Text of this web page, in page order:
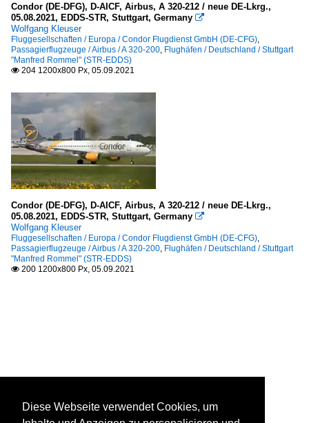
Condor (DE-DFG), D-AICF, Airbus, A 320-212 / neue DE-Lkrg.,
05.08.2021, EDDS-STR, Stuttgart, Germany 
Wolfgang Kleuser
Fluggesellschaften / Europa / Condor Flugdienst GmbH (DE-CFG),
Passagierflugzeuge / Airbus / A 320-200, Flughäfen / Deutschland / Stuttgart
"Manfred Rommel" (STR-EDDS)
 204 1200x800 Px, 05.09.2021
Condor (DE-DFG), D-AICF, Airbus, A 320-212 / neue DE-Lkrg.,
05.08.2021, EDDS-STR, Stuttgart, Germany 
Wolfgang Kleuser
Fluggesellschaften / Europa / Condor Flugdienst GmbH (DE-CFG),
Passagierflugzeuge / Airbus / A 320-200, Flughäfen / Deutschland / Stuttgart
"Manfred Rommel" (STR-EDDS)
 200 1200x800 Px, 05.09.2021
Diese Webseite verwendet Cookies, um